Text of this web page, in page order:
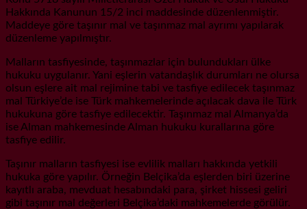
Hakkında Kanunun 15/2 inci maddesinde düzenlenmiştir.
Maddeye göre taşınır mal ve taşınmaz mal ayrımı yapılarak
düzenleme yapılmıştır.
Malların tasfiyesinde, taşınmazlar için bulundukları ülke
hukuku uygulanır. Yani eşlerin vatandaşlık durumları ne olursa
olsun eşlere ait mal rejimine tabi ve tasfiye edilecek taşınmaz
mal Türkiye’de ise Türk mahkemelerinde açılacak dava ile Türk
hukukuna göre tasfiye edilecektir. Taşınmaz mal Almanya’da
ise Alman mahkemesinde Alman hukuku kurallarına göre
tasfiye edilir.
Taşınır malların tasfiyesi ise evlilik malları hakkında yetkili
hukuka göre yapılır. Örneğin Belçika’da eşlerden biri üzerine
kayıtlı araba, mevduat hesabındaki para, şirket hissesi geliri
gibi taşınır mal değerleri Belçika’daki mahkemelerde görülür.